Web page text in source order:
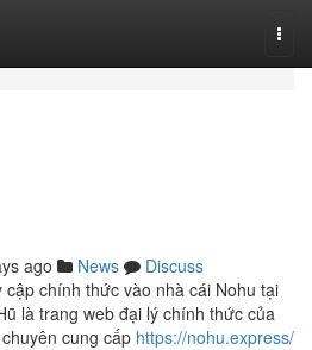
ago News
Discuss
chính thức vào nhà cái Nohu tại
là trang web đại lý chính thức của
cung cấp https://nohu.express/